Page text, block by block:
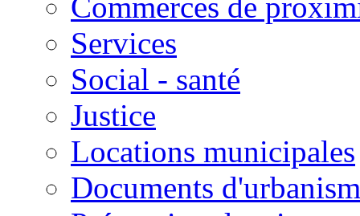
Services
Social - santé
Justice
Locations municipales
Documents